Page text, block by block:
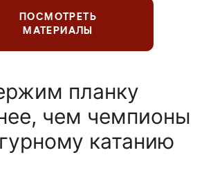
ПОСМОТРЕТЬ
МАТЕРИАЛЫ
планку
чем чемпионы
катанию